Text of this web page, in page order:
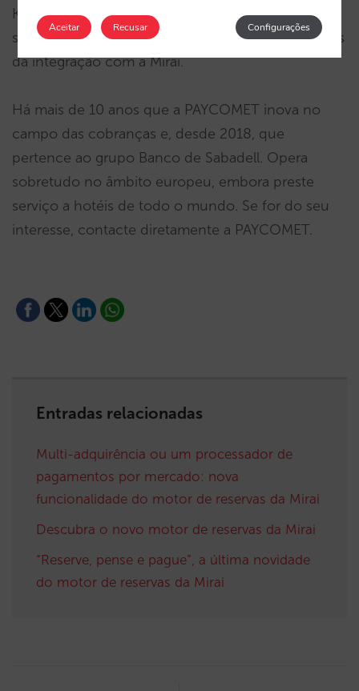
Klarna ou PayPal. Em breve, estes e outros
sistemas de pagamento estarão disponíveis através
da integração com a Mirai.
Há mais de 10 anos que a PAYCOMET inova no
campo das cobranças e, desde 2018, que
pertence ao grupo Banco de Sabadell. Opera
sobretudo no âmbito europeu, embora preste
serviço a hotéis de todo o mundo. Se for do seu
interesse, contacte diretamente a PAYCOMET.
Entradas relacionadas
Multi-adquirência ou um processador de
pagamentos por mercado: nova
funcionalidade do motor de reservas da Mirai
Descubra o novo motor de reservas da Mirai
“Reserve, pense e pague”, a última novidade
do motor de reservas da Mirai
Aceitar Configurações
Recusar